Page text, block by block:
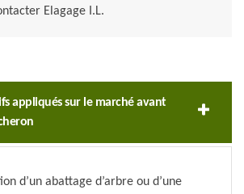
Elagage I.L.
appliqués sur le marché avant
d’un abattage d’arbre ou d’une